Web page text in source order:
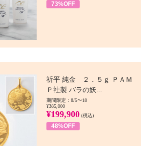
73%OFF
祈平 純金 ２．５ｇ ＰＡＭ
Ｐ社製 バラの妖...
期間限定：8/5〜18
¥385,000
¥199,900 (税込)
48%OFF